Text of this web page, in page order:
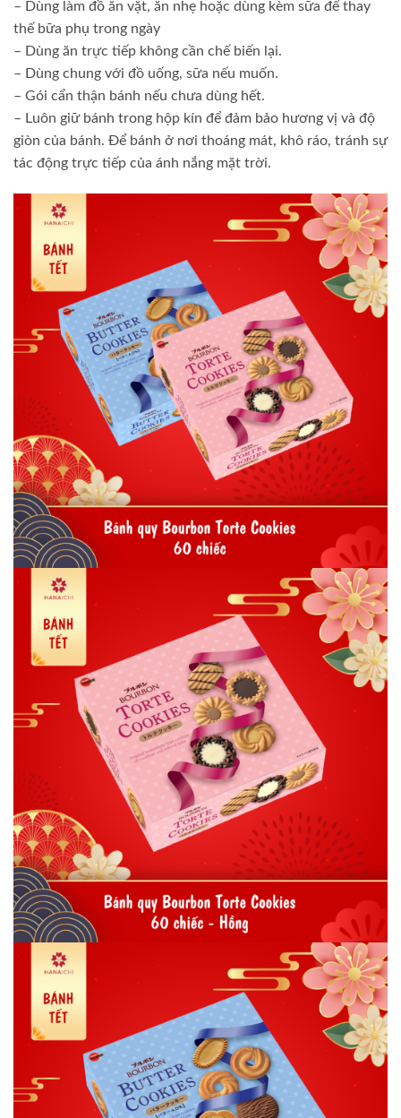
– Dùng làm đồ ăn vặt, ăn nhẹ hoặc dùng kèm sữa để thay
thế bữa phụ trong ngày
– Dùng ăn trực tiếp không cần chế biến lại.
– Dùng chung với đồ uống, sữa nếu muốn.
– Gói cẩn thận bánh nếu chưa dùng hết.
– Luôn giữ bánh trong hộp kín để đảm bảo hương vị và độ
giòn của bánh. Để bánh ở nơi thoáng mát, khô ráo, tránh sự
tác động trực tiếp của ánh nắng mặt trời.